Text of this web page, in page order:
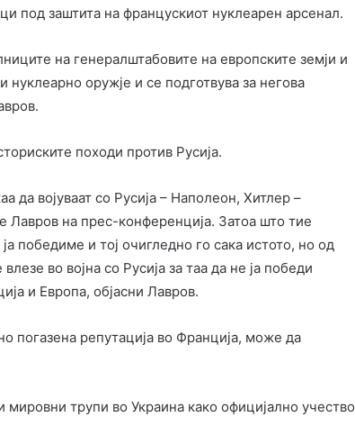
под заштита на францускиот нуклеарен арсенал.
на генералштабовите на европските земји и
оружје и се подготвува за негова
походи против Русија.
да војуваат со Русија – Наполеон, Хитлер –
Лавров на прес-конференција. Затоа што тие
победиме и тој очигледно го сака истото, но од
во војна со Русија за таа да не ја победи
и Европа, објасни Лавров.
погазена репутација во Франција, може да
мировни трупи во Украина како официјално учество